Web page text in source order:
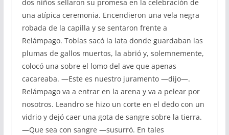
dos niños sellaron su promesa en la celebración de
una atípica ceremonia. Encendieron una vela negra
robada de la capilla y se sentaron frente a
Relámpago. Tobías sacó la lata donde guardaban las
plumas de gallos muertos, la abrió y, solemnemente,
colocó una sobre el lomo del ave que apenas
cacareaba. —Este es nuestro juramento —dijo—.
Relámpago va a entrar en la arena y va a pelear por
nosotros. Leandro se hizo un corte en el dedo con un
vidrio y dejó caer una gota de sangre sobre la tierra.
—Que sea con sangre —susurró. En tales